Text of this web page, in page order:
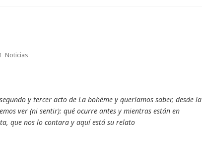
Noticias
y tercer acto de La bohème y queríamos saber, desde la
ver (ni sentir): qué ocurre antes y mientras están en
que nos lo contara y aquí está su relato